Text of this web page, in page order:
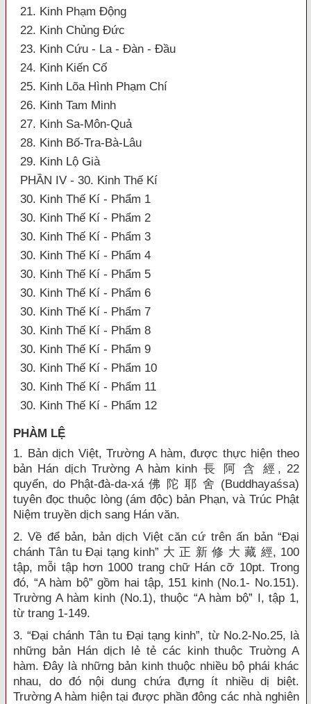
21. Kinh Phạm Động
22. Kinh Chủng Đức
23. Kinh Cứu - La - Đàn - Đầu
24. Kinh Kiến Cố
25. Kinh Lõa Hình Phạm Chí
26. Kinh Tam Minh
27. Kinh Sa-Môn-Quả
28. Kinh Bố-Tra-Bà-Lâu
29. Kinh Lộ Già
PHẦN IV - 30. Kinh Thế Kí
30. Kinh Thế Kí - Phẩm 1
30. Kinh Thế Kí - Phẩm 2
30. Kinh Thế Kí - Phẩm 3
30. Kinh Thế Kí - Phẩm 4
30. Kinh Thế Kí - Phẩm 5
30. Kinh Thế Kí - Phẩm 6
30. Kinh Thế Kí - Phẩm 7
30. Kinh Thế Kí - Phẩm 8
30. Kinh Thế Kí - Phẩm 9
30. Kinh Thế Kí - Phẩm 10
30. Kinh Thế Kí - Phẩm 11
30. Kinh Thế Kí - Phẩm 12
PHÀM LỆ
1. Bản dịch Việt, Trường A hàm, được thực hiện theo
bản Hán dịch Trường A hàm kinh 長 阿 含 經, 22
quyển, do Phật-đà-da-xá 佛 陀 耶 舍 (Buddhayaśsa)
tuyên đọc thuộc lòng (ám độc) bản Phạn, và Trúc Phật
Niệm truyền dịch sang Hán văn.
2. Về để bản, bản dịch Việt căn cứ trên ấn bản “Đại
chánh Tân tu Đại tạng kinh” 大 正 新 修 大 藏 經, 100
tập, mỗi tập hơn 1000 trang chữ Hán cỡ 10pt. Trong
đó, “A hàm bộ” gồm hai tập, 151 kinh (No.1- No.151).
Trường A hàm kinh (No.1), thuộc “A hàm bộ” I, tập 1,
từ trang 1-149.
3. “Đại chánh Tân tu Đại tạng kinh”, từ No.2-No.25, là
những bản Hán dịch lẻ tẻ các kinh thuộc Truờng A
hàm. Đây là những bản kinh thuộc nhiều bộ phái khác
nhau, do đó nội dung chứa đựng ít nhiều dị biệt.
Trường A hàm hiện tại được phần đông các nhà nghiên